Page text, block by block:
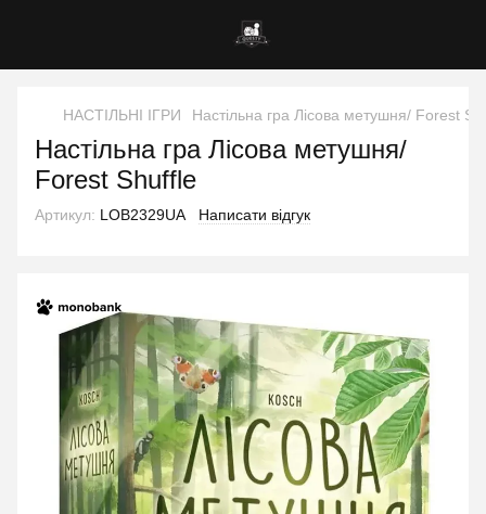
НАСТІЛЬНІ ІГРИ Настільна гра Лісова метушня/ Forest
Настільна гра Лісова метушня/
Forest Shuffle
Артикул: LOB2329UA Написати відгук